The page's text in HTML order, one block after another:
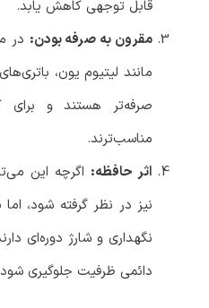
قابل توجهی کاهش یابد.
مقرون به صرفه بودن: در
مانند لیتیوم یون،
صرفه‌تر هستند و برای
مناسب‌ترند.
اثر حافظه: اگرچه این
نیز در نظر گرفته شود،
نگهداری و شارژ دوره‌ای
دائمی ظرفیت جلوگیری